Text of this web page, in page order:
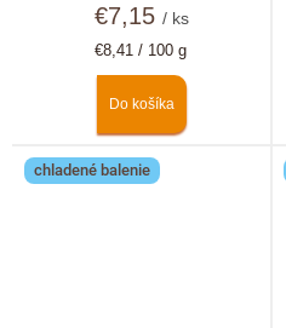
€7,15 / ks
Jednotková
€8,41 / 100 g
Do košíka
chladené balenie